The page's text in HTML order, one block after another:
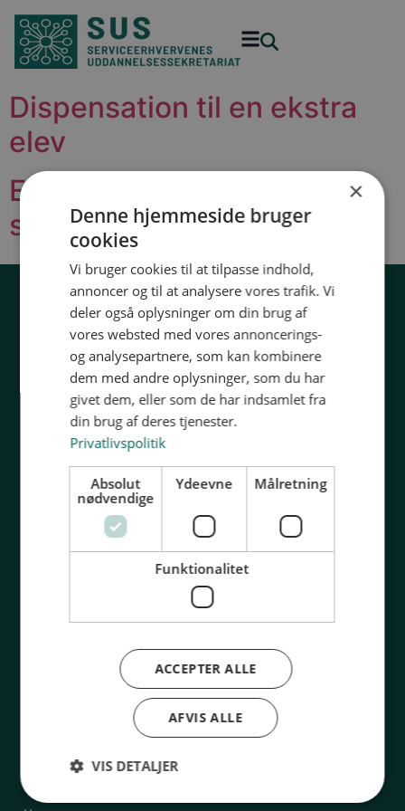
Dispensation til en ekstra
elev
Elevarbejde under
skoleophold
32 54 50 55
sus@sus-udd.dk
Vesterbrogade 6D, 4. 1620 København V
CVR: 13 79 72 85
Uddannelser
Vaskeriindustri
Teltmontage
Information
Kontakt os
Om SUS
Blanketter
Bibliotek
FAQ
×
Denne hjemmeside bruger
cookies
Vi bruger cookies til at tilpasse indhold,
annoncer og til at analysere vores trafik. Vi
deler også oplysninger om din brug af
vores websted med vores annoncerings-
og analysepartnere, som kan kombinere
dem med andre oplysninger, som du har
givet dem, eller som de har indsamlet fra
din brug af deres tjenester.
Privatlivspolitik
Absolut
nødvendige
Ydeevne Målretning
Funktionalitet
ACCEPTER ALLE
AFVIS ALLE
VIS DETALJER